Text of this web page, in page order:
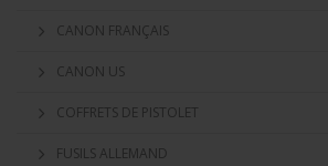
CANON FRANÇAIS
CANON US
COFFRETS DE PISTOLET
FUSILS ALLEMAND